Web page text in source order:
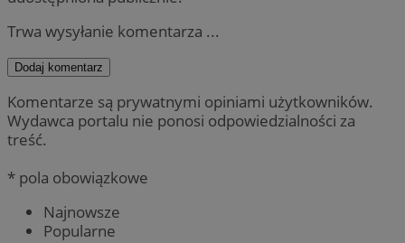
Trwa wysyłanie komentarza ...
Dodaj komentarz
Komentarze są prywatnymi opiniami użytkowników.
Wydawca portalu nie ponosi odpowiedzialności za
treść.
* pola obowiązkowe
Najnowsze
Popularne